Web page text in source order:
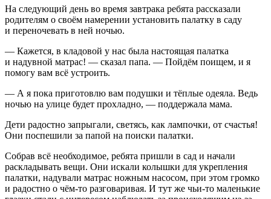
На следующий день во время завтрака ребята рассказали
родителям о своём намерении установить палатку в саду
и переночевать в ней ночью.
— Кажется, в кладовой у нас была настоящая палатка
и надувной матрас! — сказал папа. — Пойдём поищем, и я
помогу вам всё устроить.
— А я пока приготовлю вам подушки и тёплые одеяла. Ведь
ночью на улице будет прохладно, — поддержала мама.
Дети радостно запрыгали, светясь, как лампочки, от счастья!
Они поспешили за папой на поиски палатки.
Собрав всё необходимое, ребята пришли в сад и начали
раскладывать вещи. Они искали колышки для укрепления
палатки, надували матрас ножным насосом, при этом громко
и радостно о чём-то разговаривая. И тут же чьи-то маленькие